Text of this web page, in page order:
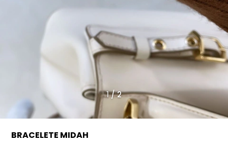
1/2
BRACELETE MIDAH